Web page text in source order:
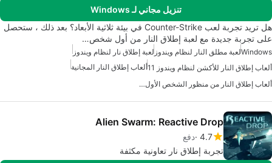
تنزيل مجاني لـ Windows
هل تريد تجربة لعب Counter-Strike في بيئة ثلاثية الأبعاد؟ بعد ذلك ، ستحصل
على تجربة جديدة مع لعبة إطلاق النار من أول شخص…
Windowsلعبة مطلق النار لنظام ويندوز لعبة إطلاق نار لنظام ويندوز
ألعاب إطلاق النار للأكشن لنظام ويندوز 11
ألعاب إطلاق النار المجانية
ألعاب إطلاق النار من منظور الشخص الأول مجانية لنظام التشغيل ويندوز
Alien Swarm: Reactive Drop
4.7 دفع
تجربة إطلاق نار تعاونية مكثفة